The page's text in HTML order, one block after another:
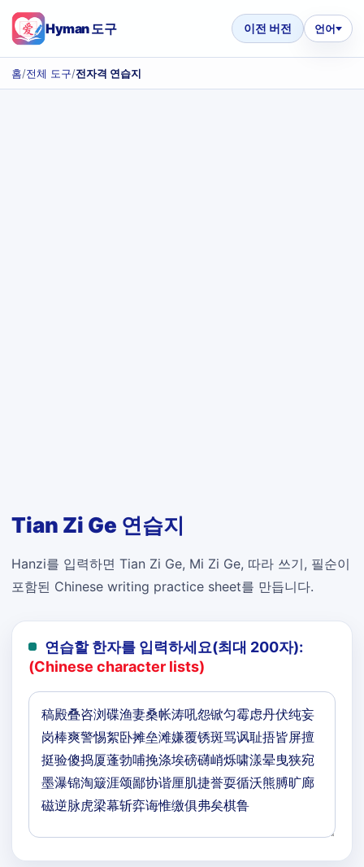
Hyman 도구 이전 버전 언어
홈/전체 도구/전자격 연습지
Tian Zi Ge 연습지
Hanzi를 입력하면 Tian Zi Ge, Mi Zi Ge, 따라 쓰기, 필순이
포함된 Chinese writing practice sheet를 만듭니다.
연습할 한자를 입력하세요(최대 200자):
(Chinese character lists)